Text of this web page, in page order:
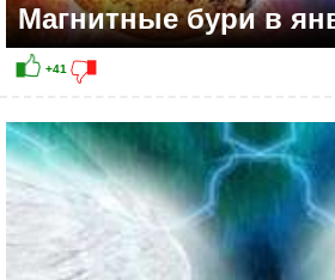
Магнитные бури в